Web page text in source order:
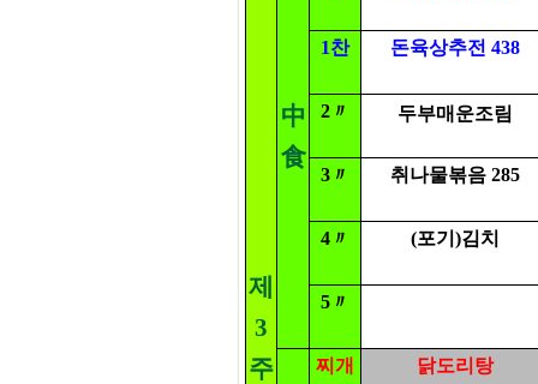
제
3
주
中
食
1찬 돈육상추전 438
2〃 두부매운조림
3〃 취나물볶음 285
4〃 (포기)김치
5〃
찌개 닭도리탕